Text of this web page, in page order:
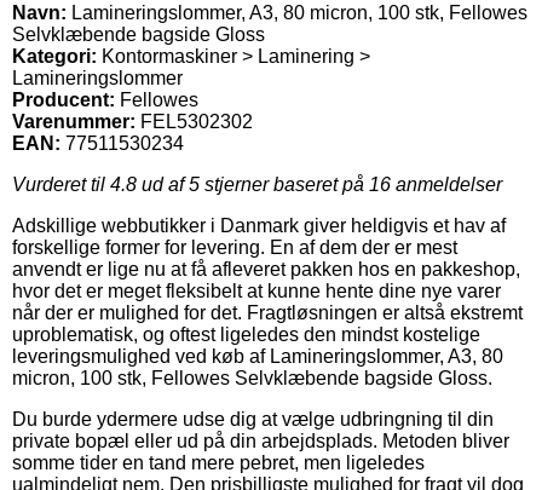
Navn: Lamineringslommer, A3, 80 micron, 100 stk, Fellowes
Selvklæbende bagside Gloss
Kategori: Kontormaskiner > Laminering >
Lamineringslommer
Producent: Fellowes
Varenummer: FEL5302302
EAN: 77511530234
Vurderet til 4.8 ud af 5 stjerner baseret på 16 anmeldelser
Adskillige webbutikker i Danmark giver heldigvis et hav af
forskellige former for levering. En af dem der er mest
anvendt er lige nu at få afleveret pakken hos en pakkeshop,
hvor det er meget fleksibelt at kunne hente dine nye varer
når der er mulighed for det. Fragtløsningen er altså ekstremt
uproblematisk, og oftest ligeledes den mindst kostelige
leveringsmulighed ved køb af Lamineringslommer, A3, 80
micron, 100 stk, Fellowes Selvklæbende bagside Gloss.
Du burde ydermere udse dig at vælge udbringning til din
private bopæl eller ud på din arbejdsplads. Metoden bliver
somme tider en tand mere pebret, men ligeledes
ualmindeligt nem. Den prisbilligste mulighed for fragt vil dog